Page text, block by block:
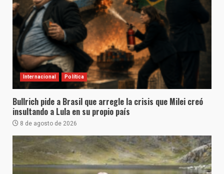
Internacional Política
Bullrich pide a Brasil que arregle la crisis que Milei creó
insultando a Lula en su propio país
8 de agosto de 2026